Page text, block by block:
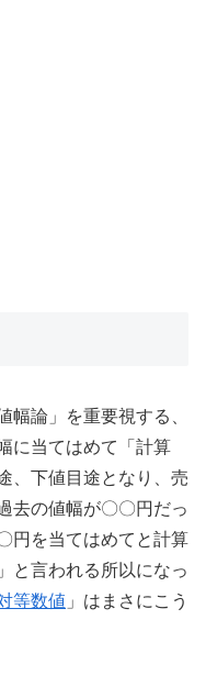
幅論」を重要視する、
に当てはめて「計算
、下値目途となり、売
去の値幅が〇〇円だっ
円を当てはめてと計算
と言われる所以になっ
等数値 」はまさにこう